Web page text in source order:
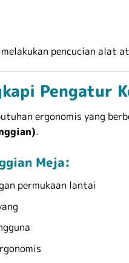
pencucian alat
Pengatur
ergonomis yang
.
Meja:
permukaan lantai